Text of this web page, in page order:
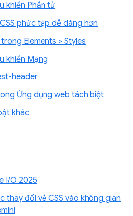
khiển Phần tử
phức tạp dễ dàng hơn
Elements > Styles
khiển Mạng
header
Ứng dụng web tách biệt
khác
I/O 2025
thay đổi về CSS vào không gian